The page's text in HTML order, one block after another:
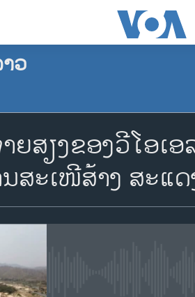
ວ
Apple Podcasts
Spotify
ຍສຽງຂອງວີໂອເ
ສະເໜີສ້າງ ສະແ